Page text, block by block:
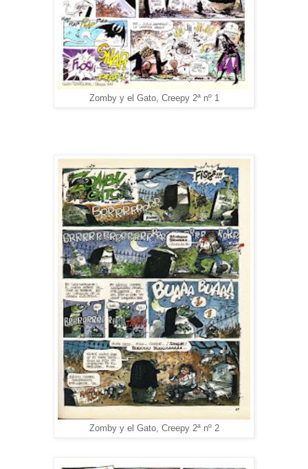
Zomby y el Gato, Creepy 2ª nº 1
Zomby y el Gato, Creepy 2ª nº 2